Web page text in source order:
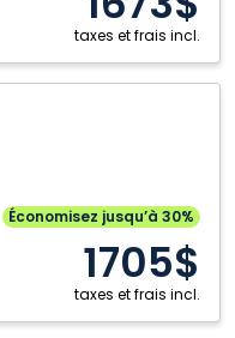
taxes et frais incl.
Économisez jusqu’à 30%
1705$
taxes et frais incl.